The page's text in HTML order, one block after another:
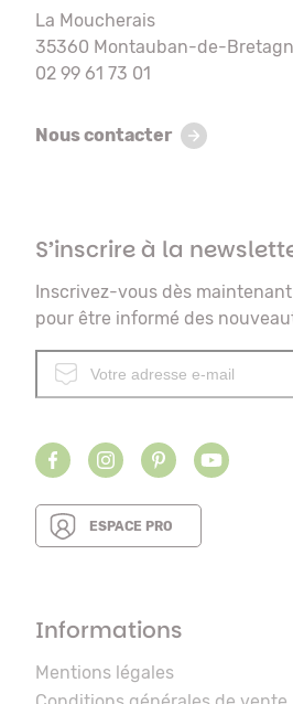
La Moucherais
35360 Montauban-de-
02 99 61 73 01
Nous contacter
S’inscrire à la
Inscrivez-vous dès
pour être informé des
ESPACE PRO
Informations
Mentions légales